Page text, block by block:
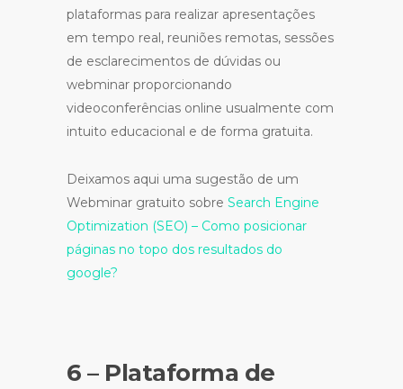
plataformas para realizar apresentações
em tempo real, reuniões remotas, sessões
de esclarecimentos de dúvidas ou
webminar proporcionando
videoconferências online usualmente com
intuito educacional e de forma gratuita.
Deixamos aqui uma sugestão de um
Webminar gratuito sobre Search Engine
Optimization (SEO) – Como posicionar
páginas no topo dos resultados do
google?
6 – Plataforma de